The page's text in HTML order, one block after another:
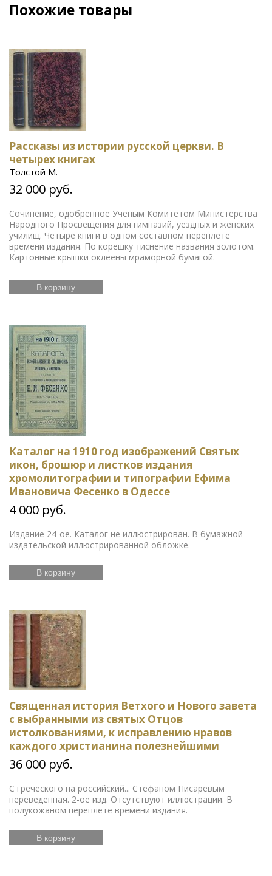
Похожие товары
Рассказы из истории русской церкви. В
четырех книгах
Толстой М.
32 000 руб.
Сочинение, одобренное Ученым Комитетом Министерства
Народного Просвещения для гимназий, уездных и женских
училищ. Четыре книги в одном составном переплете
времени издания. По корешку тиснение названия золотом.
Картонные крышки оклеены мраморной бумагой.
В корзину
Каталог на 1910 год изображений Святых
икон, брошюр и листков издания
хромолитографии и типографии Ефима
Ивановича Фесенко в Одессе
4 000 руб.
Издание 24-ое. Каталог не иллюстрирован. В бумажной
издательской иллюстрированной обложке.
В корзину
Священная история Ветхого и Нового завета
с выбранными из святых Отцов
истолкованиями, к исправлению нравов
каждого христианина полезнейшими
36 000 руб.
С греческого на российский... Стефаном Писаревым
переведенная. 2-ое изд. Отсутствуют иллюстрации. В
полукожаном переплете времени издания.
В корзину